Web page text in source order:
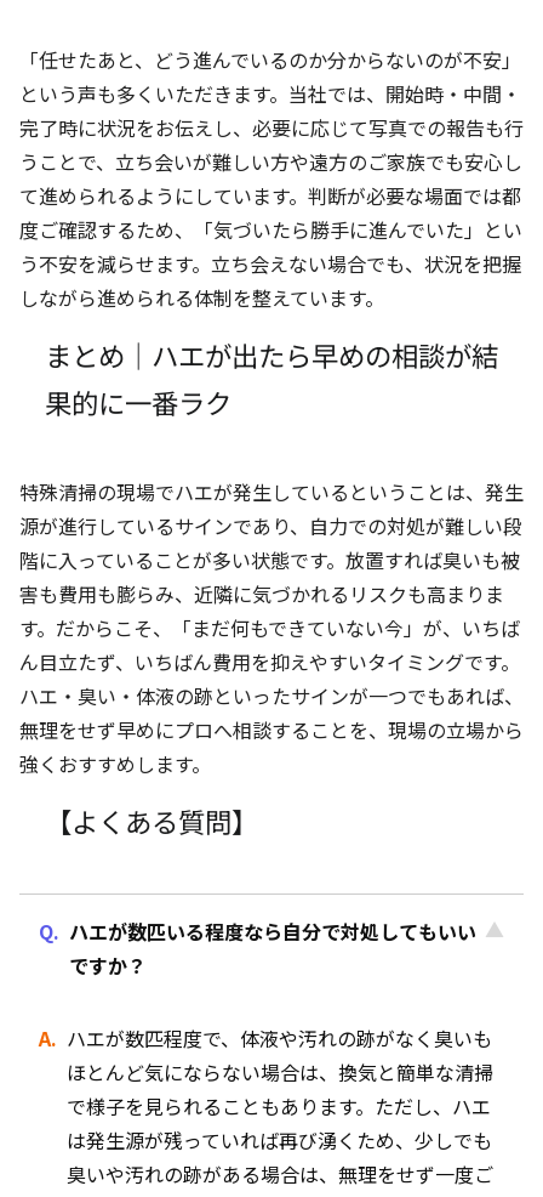
「任せたあと、どう進んでいるのか分からないのが不安」
という声も多くいただきます。当社では、開始時・中間・
完了時に状況をお伝えし、必要に応じて写真での報告も行
うことで、立ち会いが難しい方や遠方のご家族でも安心し
て進められるようにしています。判断が必要な場面では都
度ご確認するため、「気づいたら勝手に進んでいた」とい
う不安を減らせます。立ち会えない場合でも、状況を把握
しながら進められる体制を整えています。
まとめ｜ハエが出たら早めの相談が結
果的に一番ラク
特殊清掃の現場でハエが発生しているということは、発生
源が進行しているサインであり、自力での対処が難しい段
階に入っていることが多い状態です。放置すれば臭いも被
害も費用も膨らみ、近隣に気づかれるリスクも高まりま
す。だからこそ、「まだ何もできていない今」が、いちば
ん目立たず、いちばん費用を抑えやすいタイミングです。
ハエ・臭い・体液の跡といったサインが一つでもあれば、
無理をせず早めにプロへ相談することを、現場の立場から
強くおすすめします。
【よくある質問】
ハエが数匹いる程度なら自分で対処してもいい
ですか？
ハエが数匹程度で、体液や汚れの跡がなく臭いも
ほとんど気にならない場合は、換気と簡単な清掃
で様子を見られることもあります。ただし、ハエ
は発生源が残っていれば再び湧くため、少しでも
臭いや汚れの跡がある場合は、無理をせず一度ご